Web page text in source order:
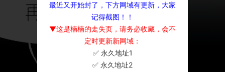
最近又开始封了，下方网域有更新，大家
记得截图！！
▼这是楠楠的走失页，请务必收藏，会不
定时更新新网域：
✅ 永久地址1
✅ 永久地址2